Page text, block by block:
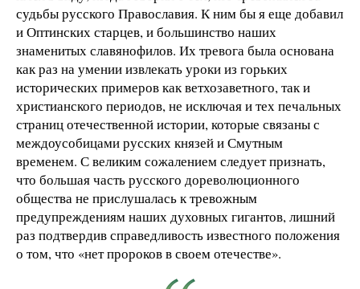
судьбы русского Православия. К ним бы я еще добавил
и Оптинских старцев, и большинство наших
знаменитых славянофилов. Их тревога была основана
как раз на умении извлекать уроки из горьких
исторических примеров как ветхозаветного, так и
христианского периодов, не исключая и тех печальных
страниц отечественной истории, которые связаны с
междоусобицами русских князей и Смутным
временем. С великим сожалением следует признать,
что большая часть русского дореволюционного
общества не прислушалась к тревожным
предупреждениям наших духовных гигантов, лишний
раз подтвердив справедливость известного положения
о том, что «нет пророков в своем отечестве».